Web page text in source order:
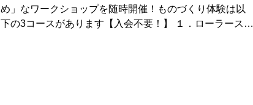
め」なワークショップを随時開催！ものづくり体験は以
下の3コースがあります【入会不要！】 １．ローラースケ